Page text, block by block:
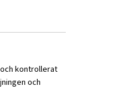
kontrollerat
och